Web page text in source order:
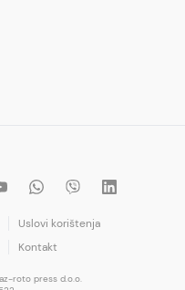
Uslovi korištenja
Kontakt
roto press d.o.o.